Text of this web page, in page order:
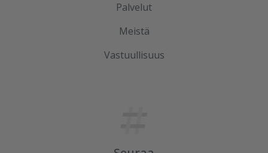
Palvelut
Meistä
Vastuullisuus